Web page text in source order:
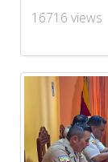
16716 views